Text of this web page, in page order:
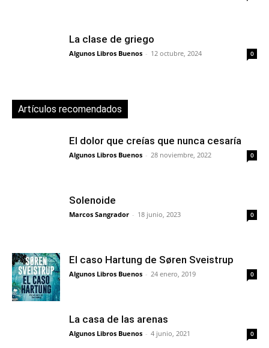
La clase de griego
Algunos Libros Buenos - 12 octubre, 2024 0
Artículos recomendados
El dolor que creías que nunca cesaría
Algunos Libros Buenos - 28 noviembre, 2022 0
Solenoide
Marcos Sangrador - 18 junio, 2023 0
El caso Hartung de Søren Sveistrup
Algunos Libros Buenos - 24 enero, 2019 0
La casa de las arenas
Algunos Libros Buenos - 4 junio, 2021 0